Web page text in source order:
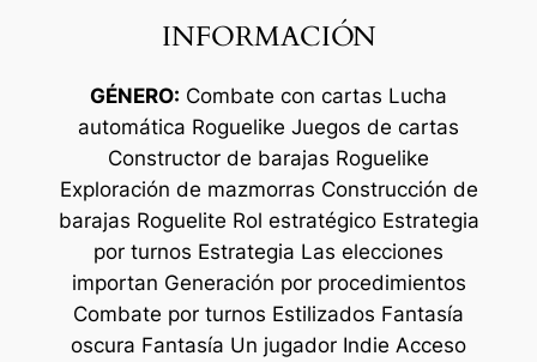
INFORMACIÓN
GÉNERO: Combate con cartas Lucha
automática Roguelike Juegos de cartas
Constructor de barajas Roguelike
Exploración de mazmorras Construcción de
barajas Roguelite Rol estratégico Estrategia
por turnos Estrategia Las elecciones
importan Generación por procedimientos
Combate por turnos Estilizados Fantasía
oscura Fantasía Un jugador Indie Acceso